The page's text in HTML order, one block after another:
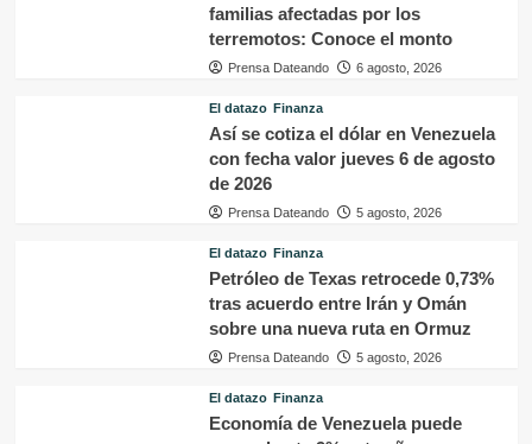
familias afectadas por los
terremotos: Conoce el monto
Prensa Dateando 6 agosto, 2026
El datazo Finanza
Así se cotiza el dólar en Venezuela
con fecha valor jueves 6 de agosto
de 2026
Prensa Dateando 5 agosto, 2026
El datazo Finanza
Petróleo de Texas retrocede 0,73%
tras acuerdo entre Irán y Omán
sobre una nueva ruta en Ormuz
Prensa Dateando 5 agosto, 2026
El datazo Finanza
Economía de Venezuela puede